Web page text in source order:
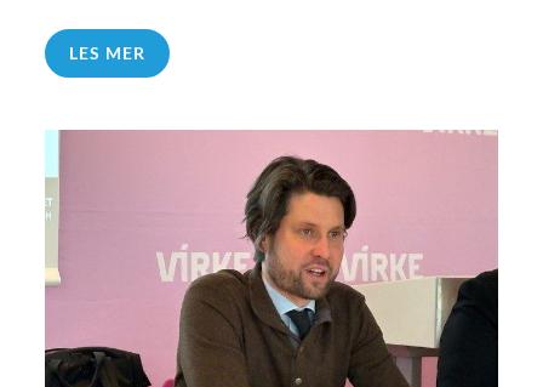
LES MER